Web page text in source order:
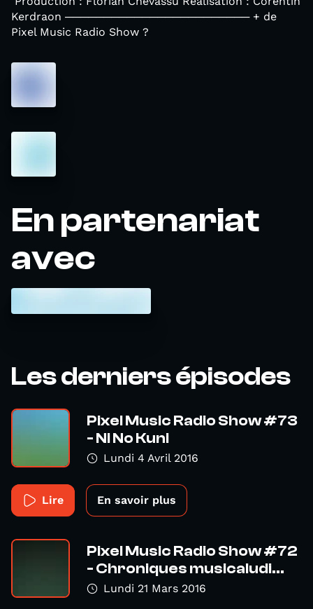
Kerdraon ──────────────────────── + de
Pixel Music Radio Show ?
En partenariat
avec
Les derniers épisodes
Pixel Music Radio Show #73
- Ni No Kuni
Lundi 4 Avril 2016
Lire En savoir plus
Pixel Music Radio Show #72
- Chroniques musicaludi...
Lundi 21 Mars 2016